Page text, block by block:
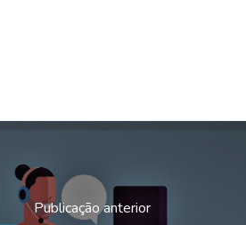
Publicação anterior